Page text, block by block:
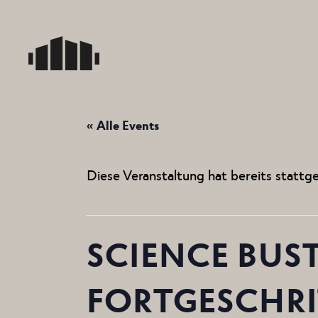
content
« Alle Events
Diese Veranstaltung hat bereits
SCIENCE